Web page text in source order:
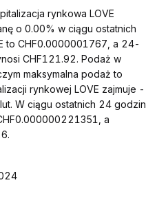
rynkowa LOVE
o 0.00% w ciągu ostatnich
to CHF0.0000001767, a 24-
CHF121.92. Podaż w
maksymalna podaż to
rynkowej LOVE zajmuje -
W ciągu ostatnich 24 godzin
a